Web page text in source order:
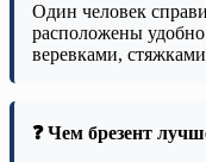
Один человек
расположены
веревками,
❓ Чем брезент